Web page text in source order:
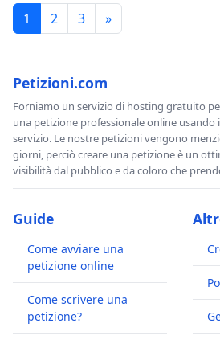
1 2 3 »
Petizioni.com
Forniamo un servizio di hosting gratuito
una petizione professionale online
servizio. Le nostre petizioni vengono
giorni, perciò creare una petizione è un
visibilità dal pubblico e da coloro che
Guide
Come avviare una
petizione online
Come scrivere una
petizione?